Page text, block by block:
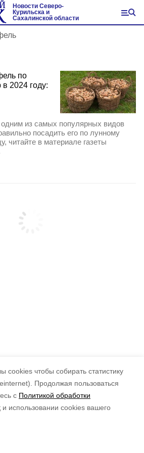
cookies чтобы собирать статистику
Продолжая пользоваться
с Политикой обработки
и использовании cookies вашего
Новости Северо-
Курильска и
Сахалинской области
по
2024 году:
из самых популярных видов
посадить его по лунному
читайте в материале газеты